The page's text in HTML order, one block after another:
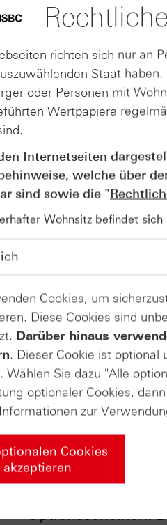
AUGUST
07
Optionsscheinen:
richten sich nur an
Staat
oder Personen mit
Wertpapiere
Internetseiten
welche über
sind sowie die "
Wohnsitz befindet sich
Cookies, um
Diese Cookies sind
Darüber hinaus
. Dieser Cookie ist optional
Wählen Sie dazu "Alle
optionaler Cookies,
zur
Cookies
akzeptieren